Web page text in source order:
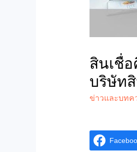
สินเชื่
บริษัท
ข่าวและบทค